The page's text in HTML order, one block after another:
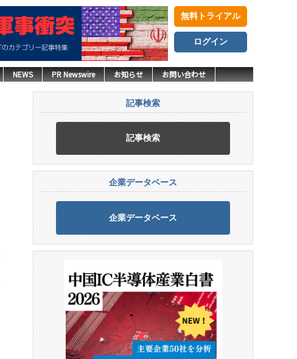
無料トライアル
ログイン
NEWS PR Newswire お知らせ お問い合わせ
記事検索
記事検索
企業データベース
企業データベース